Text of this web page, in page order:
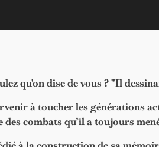
qu'on dise de vous ? "Il
à toucher les générations
des combats qu’il a toujours